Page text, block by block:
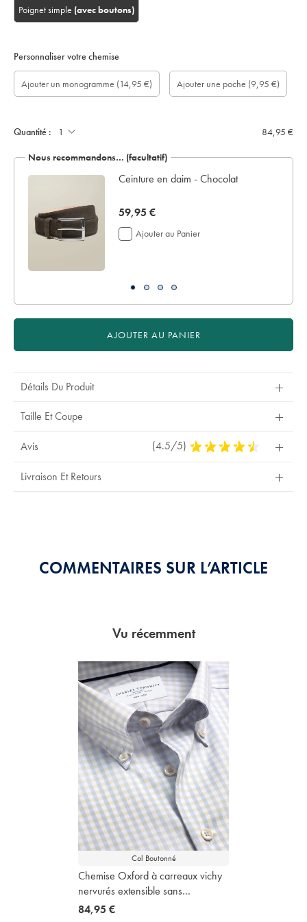
Poignet simple (avec boutons)
Personnaliser votre chemise
longueur
manche
Ajouter
écrin
Monogram
option:
Ajouter un monogramme (14,95 €)
Monogram
Colour:
Monogram
Font:
Monogram
Location:
Ajouter
une
poche:
Ajouter une poche (9,95 €)
Quantité : 84,95 €
Nous recommandons… (facultatif)
Ceinture en daim - Chocolat
now
59,95
€
59,95 €
Ajouter au Panier
AJOUTER AU PANIER
Détails Du Produit
Taille Et Coupe
Avis (4.5/5) 4,5
Stars
Livraison Et Retours
COMMENTAIRES SUR L’ARTICLE
Vu récemment
Col Boutonné
Chemise Oxford à carreaux vichy
nervurés extensible sans
repassage - Bleu ciel et Gris galet
now
84,95 €